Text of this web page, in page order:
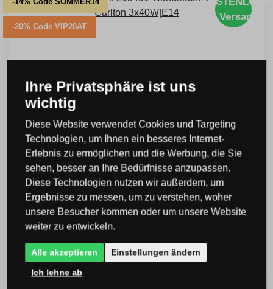
-20% Code VIP20AT
Versand
Ideal Lux 213491 Wandleuchte Carlton
3x40W|E14
Code: I213491
UVP:209 €
167 €
Ihre Privatsphäre ist uns
wichtig
Diese Website verwendet Cookies und Targeting
Technologien, um Ihnen ein besseres Internet-
Erlebnis zu ermöglichen und die Werbung, die Sie
sehen, besser an Ihre Bedürfnisse anzupassen.
Diese Technologien nutzen wir außerdem, um
Ergebnisse zu messen, um zu verstehen, woher
unsere Besucher kommen oder um unsere Website
weiter zu entwickeln.
Alle akzeptieren Einstellungen ändern
Ich lehne ab